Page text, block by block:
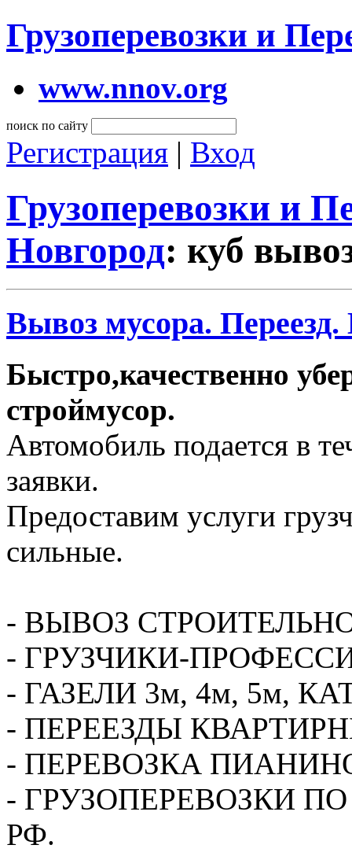
Грузоперевозки и
www.nnov.org
поиск по сайту
Регистрация | Вход
Грузоперевозки и
Новгород: куб
Вывоз мусора.
Быстро,качественно
строймусор.
Автомобиль подается в
заявки.
Предоставим услуги
сильные.
- ВЫВОЗ
- ГРУЗЧИКИ-
- ГАЗЕЛИ 3м, 4м, 5м,
- ПЕРЕЕЗДЫ
- ПЕРЕВОЗКА
- ГРУЗОПЕРЕВОЗКИ
РФ.